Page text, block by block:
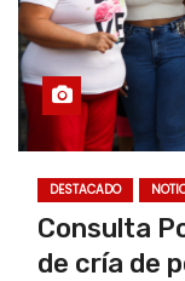
DESTACADO
Consulta
de cría de